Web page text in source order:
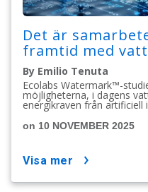
Det är
framtid med
By Emilio Tenuta
Ecolabs Watermark™-
möjligheterna, i dagens
energikraven från artificiell
on 10 NOVEMBER 2025
visa mer